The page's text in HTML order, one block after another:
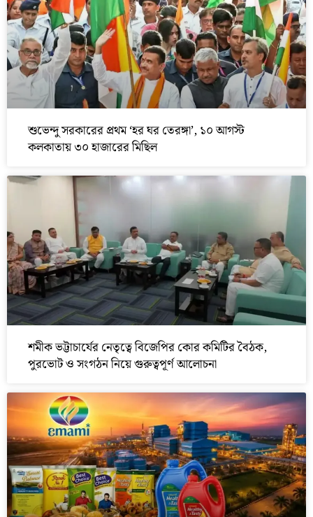
শুভেন্দু সরকারের প্রথম ‘হর ঘর তেরঙ্গা’, ১০ আগস্ট
কলকাতায় ৩০ হাজারের মিছিল
শমীক ভট্টাচার্যের নেতৃত্বে বিজেপির কোর কমিটির বৈঠক,
পুরভোট ও সংগঠন নিয়ে গুরুত্বপূর্ণ আলোচনা